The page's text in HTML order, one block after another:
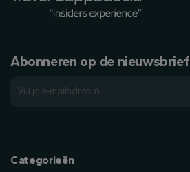
Abonneren op de nieuwsbrief
Categorieën